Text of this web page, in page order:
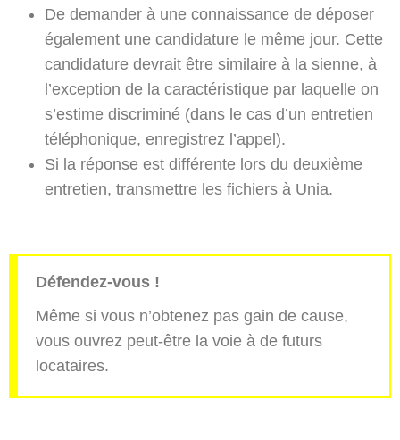
De demander à une connaissance de déposer
également une candidature le même jour. Cette
candidature devrait être similaire à la sienne, à
l’exception de la caractéristique par laquelle on
s’estime discriminé (dans le cas d’un entretien
téléphonique, enregistrez l’appel).
Si la réponse est différente lors du deuxième
entretien, transmettre les fichiers à Unia.
Défendez-vous !
Même si vous n’obtenez pas gain de cause,
vous ouvrez peut-être la voie à de futurs
locataires.